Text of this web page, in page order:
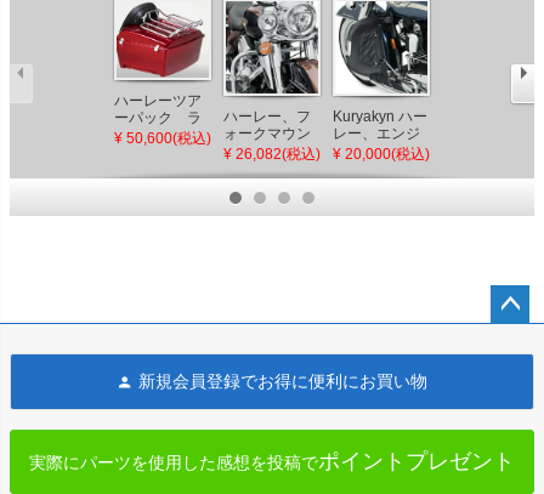
ハーレーツア
ーパック ラ
ゲッジラック
¥ 50,600(税込)
ハーレー、フ
ォークマウン
ト ウインドデ
¥ 26,082(税込)
Kuryakyn ハー
レー、エンジ
ンガードチャ
¥ 20,000(税込)
ンズ ブラック
へ
新規会員登録でお得に便利にお買い物
実際にパーツを使用した感想を投稿でポイントプレゼント